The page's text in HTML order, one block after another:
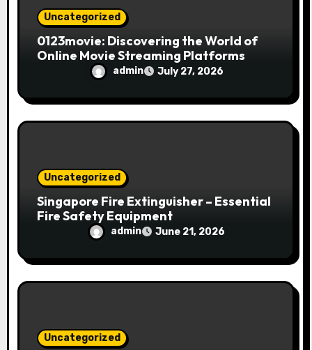
Uncategorized
0123movie: Discovering the World of
Online Movie Streaming Platforms
admin July 27, 2026
Uncategorized
Singapore Fire Extinguisher – Essential
Fire Safety Equipment
admin June 21, 2026
Uncategorized